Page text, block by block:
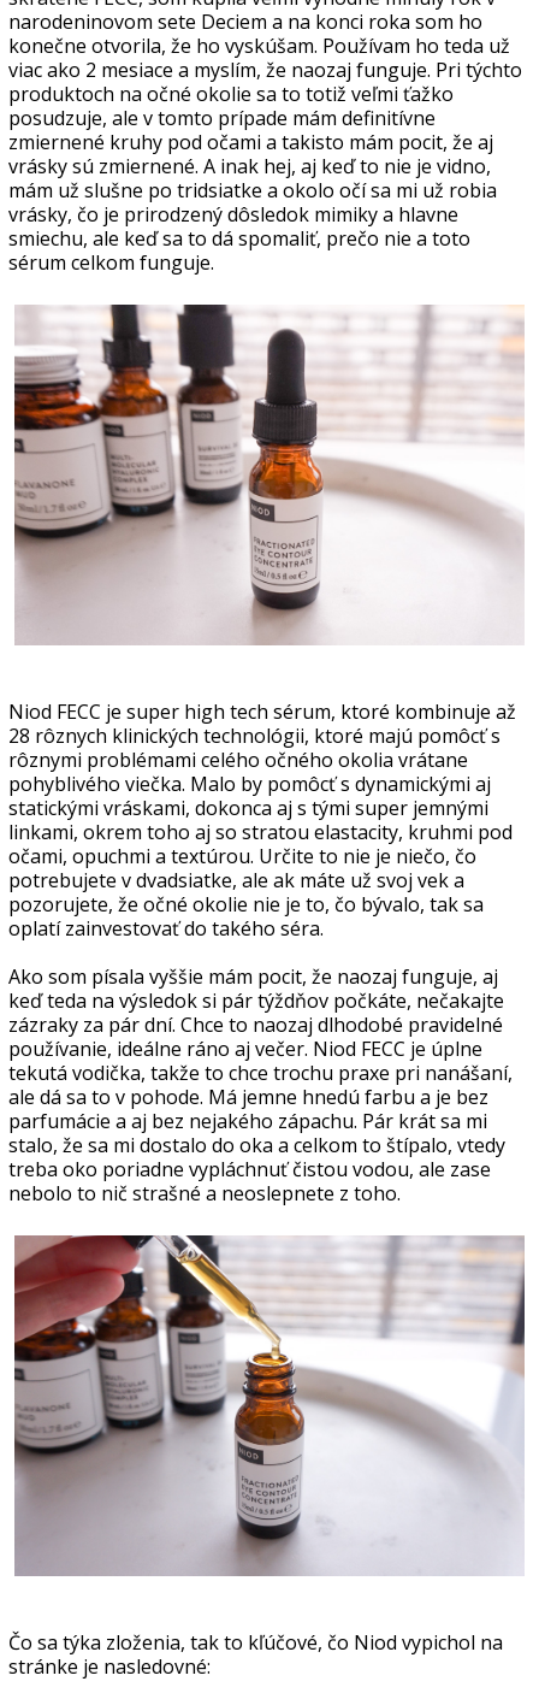
narodeninovom sete Deciem a na konci roka som ho
konečne otvorila, že ho vyskúšam. Používam ho teda už
viac ako 2 mesiace a myslím, že naozaj funguje. Pri týchto
produktoch na očné okolie sa to totiž veľmi ťažko
posudzuje, ale v tomto prípade mám definitívne
zmiernené kruhy pod očami a takisto mám pocit, že aj
vrásky sú zmiernené. A inak hej, aj keď to nie je vidno,
mám už slušne po tridsiatke a okolo očí sa mi už robia
vrásky, čo je prirodzený dôsledok mimiky a hlavne
smiechu, ale keď sa to dá spomaliť, prečo nie a toto
sérum celkom funguje.
Niod FECC je super high tech sérum, ktoré kombinuje až
28 rôznych klinických technológii, ktoré majú pomôcť s
rôznymi problémami celého očného okolia vrátane
pohyblivého viečka. Malo by pomôcť s dynamickými aj
statickými vráskami, dokonca aj s tými super jemnými
linkami, okrem toho aj so stratou elastacity, kruhmi pod
očami, opuchmi a textúrou. Určite to nie je niečo, čo
potrebujete v dvadsiatke, ale ak máte už svoj vek a
pozorujete, že očné okolie nie je to, čo bývalo, tak sa
oplatí zainvestovať do takého séra.
Ako som písala vyššie mám pocit, že naozaj funguje, aj
keď teda na výsledok si pár týždňov počkáte, nečakajte
zázraky za pár dní. Chce to naozaj dlhodobé pravidelné
používanie, ideálne ráno aj večer. Niod FECC je úplne
tekutá vodička, takže to chce trochu praxe pri nanášaní,
ale dá sa to v pohode. Má jemne hnedú farbu a je bez
parfumácie a aj bez nejakého zápachu. Pár krát sa mi
stalo, že sa mi dostalo do oka a celkom to štípalo, vtedy
treba oko poriadne vypláchnuť čistou vodou, ale zase
nebolo to nič strašné a neoslepnete z toho.
Čo sa týka zloženia, tak to kľúčové, čo Niod vypichol na
stránke je nasledovné: